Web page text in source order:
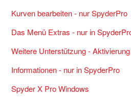
Kurven bearbeiten - nur SpyderPro
Das Menü Extras - nur in
Weitere Unterstützung - Aktivierung
Informationen - nur in SpyderPro
Spyder X Pro Windows